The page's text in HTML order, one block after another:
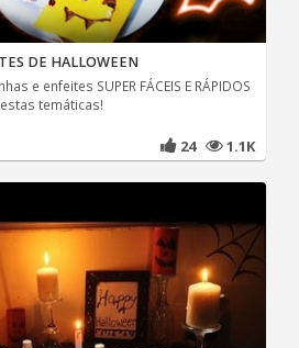
DE HALLOWEEN
e enfeites SUPER FÁCEIS E RÁPIDOS
temáticas!
24 1.1K